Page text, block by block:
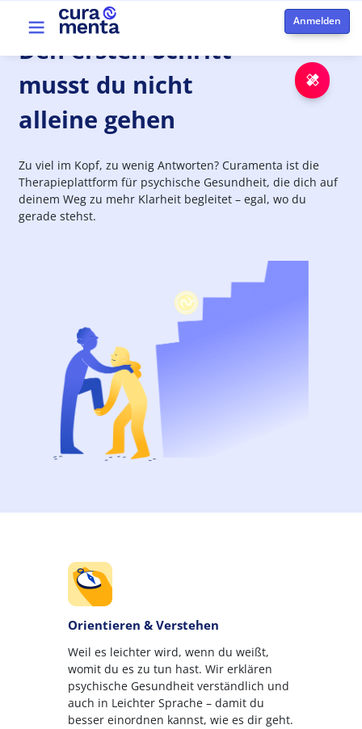
Direkt zum Inhalt
Top menu
DenerstenSchritt
musst du nicht
alleine gehen
Zu viel im Kopf, zu wenig Antworten? Curamenta ist die
Therapieplattform für psychische Gesundheit, die dich auf
deinem Weg zu mehr Klarheit begleitet – egal, wo du
gerade stehst.
Orientieren & Verstehen
Weil es leichter wird, wenn du weißt,
womit du es zu tun hast. Wir erklären
psychische Gesundheit verständlich und
auch in Leichter Sprache – damit du
besser einordnen kannst, wie es dir geht.